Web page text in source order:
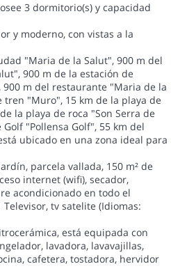
3 dormitorio(s) y capacidad
y moderno, con vistas a la
"Maria de la Salut", 900 m del
900 m de la estación de
m del restaurante "Maria de la
tren "Muro", 15 km de la playa de
la playa de roca "Son Serra de
"Pollensa Golf", 55 km del
ubicado en una zona ideal para
parcela vallada, 150 m² de
internet (wifi), secador,
acondicionado en todo el
tv satelite (Idiomas:
está equipada con
lavadora, lavavajillas,
cafetera, tostadora, hervidor